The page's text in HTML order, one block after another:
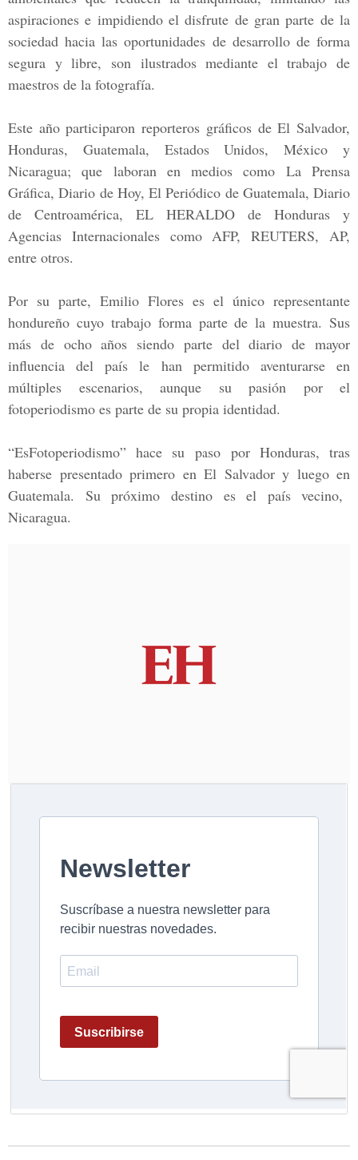
aspiraciones e impidiendo el disfrute de gran parte de la
sociedad hacia las oportunidades de desarrollo de forma
segura y libre, son ilustrados mediante el trabajo de
maestros de la fotografía.
Este año participaron reporteros gráficos deEl Salvador,
Honduras, Guatemala, Estados Unidos, México y
Nicaragua; que laboran en medios como La Prensa
Gráfica, Diario de Hoy, El Periódico de Guatemala, Diario
de Centroamérica, EL HERALDO de Honduras y
Agencias Internacionales comoAFP, REUTERS, AP,
entre otros.
Por su parte, Emilio Flores es el único representante
hondureño cuyo trabajo forma parte de la muestra. Sus
más de ocho años siendo parte del diario de mayor
influencia del país le han permitido aventurarse en
múltiples escenarios, aunque su pasión por el
fotoperiodismo es parte de su propia identidad.
“EsFotoperiodismo” hace su paso por Honduras, tras
haberse presentado primero en El Salvadory luego en
Guatemala. Su próximo destino es el país vecino,
Nicaragua.